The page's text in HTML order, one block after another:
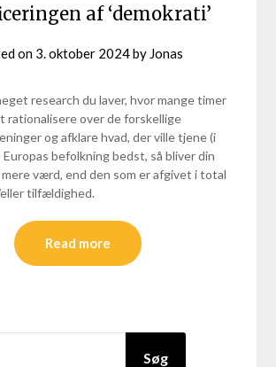
af ‘demokrati’
on 3. oktober 2024by Jonas
research du laver, hvor mange timer
rationalisere over de forskellige
og afklare hvad, der ville tjene (i
befolkning bedst, så bliver din
værd, end den som er afgivet i total
tilfældighed.
Read more
Søg